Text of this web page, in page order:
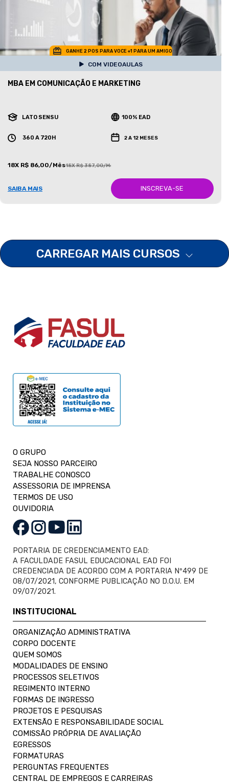
GANHE 2 POS PARA VOCE +1 PARA UM AMIGO
COM VIDEOAULAS
MBA EM COMUNICAÇÃO E MARKETING
LATO SENSU 100% EAD
360 A 720H 2 A 12 MESES
18X R$ 86,00/Mês18X R$ 387,00/Mês
SAIBA MAIS INSCREVA-SE
CARREGAR MAIS CURSOS
O GRUPO
SEJA NOSSO PARCEIRO
TRABALHE CONOSCO
ASSESSORIA DE IMPRENSA
TERMOS DE USO
OUVIDORIA
PORTARIA DE CREDENCIAMENTO EAD:
A FACULDADE FASUL EDUCACIONAL EAD FOI
CREDENCIADA DE ACORDO COM A PORTARIA Nº499 DE
08/07/2021, CONFORME PUBLICAÇÃO NO D.O.U. EM
09/07/2021.
INSTITUCIONAL
ORGANIZAÇÃO ADMINISTRATIVA
CORPO DOCENTE
QUEM SOMOS
MODALIDADES DE ENSINO
PROCESSOS SELETIVOS
REGIMENTO INTERNO
FORMAS DE INGRESSO
PROJETOS E PESQUISAS
EXTENSÃO E RESPONSABILIDADE SOCIAL
COMISSÃO PRÓPRIA DE AVALIAÇÃO
EGRESSOS
FORMATURAS
PERGUNTAS FREQUENTES
CENTRAL DE EMPREGOS E CARREIRAS